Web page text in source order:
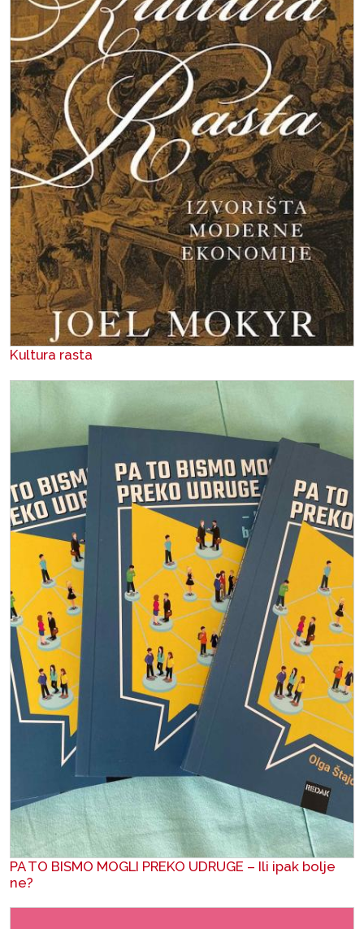
Kultura rasta
PA TO BISMO MOGLI PREKO UDRUGE – Ili ipak bolje
ne?